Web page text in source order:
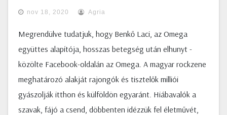
nov 18, 2020 Agria
Megrendülve tudatjuk, hogy Benkő Laci, az Omega
együttes alapítója, hosszas betegség után elhunyt -
közölte Facebook-oldalán az Omega. A magyar rockzene
meghatározó alakját rajongók és tisztelők milliói
gyászolják itthon és külföldön egyaránt. Hiábavalók a
szavak, fájó a csend, döbbenten idézzük fel életművét,